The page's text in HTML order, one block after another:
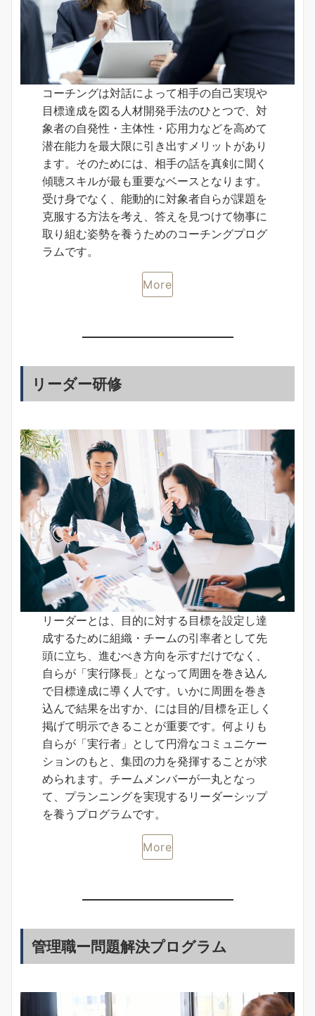
コーチングは対話によって相手の自己実現や
目標達成を図る人材開発手法のひとつで、対
象者の自発性・主体性・応用力などを高めて
潜在能力を最大限に引き出すメリットがあり
ます。そのためには、相手の話を真剣に聞く
傾聴スキルが最も重要なベースとなります。
受け身でなく、能動的に対象者自らが課題を
克服する方法を考え、答えを見つけて物事に
取り組む姿勢を養うためのコーチングプログ
ラムです。
More
リーダー研修
リーダーとは、目的に対する目標を設定し達
成するために組織・チームの引率者として先
頭に立ち、進むべき方向を示すだけでなく、
自らが「実行隊長」となって周囲を巻き込ん
で目標達成に導く人です。いかに周囲を巻き
込んで結果を出すか、には目的/目標を正しく
掲げて明示できることが重要です。何よりも
自らが「実行者」として円滑なコミュニケー
ションのもと、集団の力を発揮することが求
められます。チームメンバーが一丸となっ
て、プランニングを実現するリーダーシップ
を養うプログラムです。
More
管理職ー問題解決プログラム